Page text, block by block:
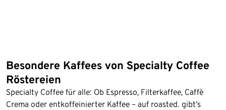
Besondere Kaffees von Specialty Coffee
Röstereien
Specialty Coffee für alle: Ob Espresso, Filterkaffee, Caffè
Crema oder entkoffeinierter Kaffee – auf roasted. gibt‘s